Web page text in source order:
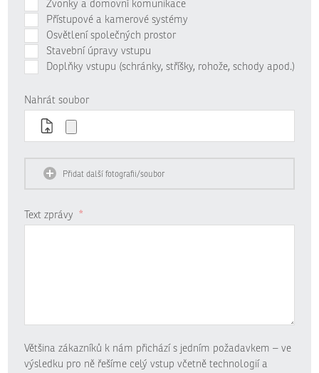
Zvonky a domovní komunikace
Přístupové a kamerové systémy
Osvětlení společných prostor
Stavební úpravy vstupu
Doplňky vstupu (schránky, stříšky, rohože, schody apod.)
Nahrát soubor
Přidat další fotografii/soubor
Text zprávy *
Většina zákazníků k nám přichází s jedním požadavkem – ve
výsledku pro ně řešíme celý vstup včetně technologií a